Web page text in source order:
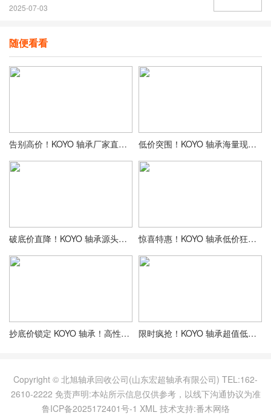
2025-07-03
随便看看
告别高价！KOYO 轴承厂家直销，击穿行业底价 低价突围！KOYO 轴承海量现货，价格一步到位
破底价直降！KOYO 轴承源头直供，抄底采购正当时 惊喜特惠！KOYO 轴承低价狂欢，品质保障更划算
抄底价锁定 KOYO 轴承！高性价比采购攻略已上线 限时疯抢！KOYO 轴承超值低价，品质不减价更优
Copyright © 北旭轴承回收公司(山东宏超轴承有限公司) TEL:162-
2610-2222 免责声明:本站所示信息仅供参考，以线下沟通协议为准
鲁ICP备2025172401号-1 XML 技术支持:番木网络